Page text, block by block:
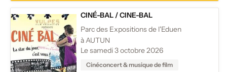
CINÉ-BAL /CINE-BAL
Parc des Expositions de l'Eduen
à AUTUN
Le samedi 3 octobre 2026
Cinéconcert & musique de film